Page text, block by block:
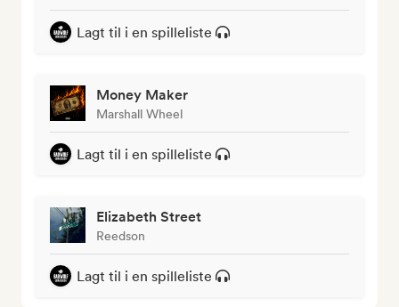
Lagt til i en spilleliste
Money Maker
Marshall Wheel
Lagt til i en spilleliste
Elizabeth Street
Reedson
Lagt til i en spilleliste